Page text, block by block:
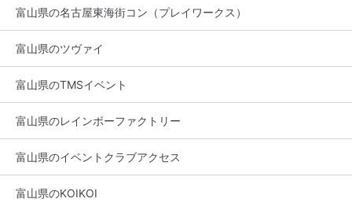
富山県の名古屋東海街コン（プレイワークス）
富山県のツヴァイ
富山県のTMSイベント
富山県のレインボーファクトリー
富山県のイベントクラブアクセス
富山県のKOIKOI